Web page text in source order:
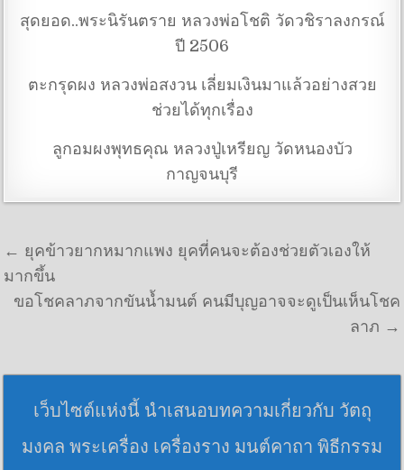
สุดยอด..พระนิรันตราย หลวงพ่อโชติ วัดวชิราลงกรณ์
ปี 2506
ตะกรุดผง หลวงพ่อสงวน เลี่ยมเงินมาแล้วอย่างสวย
ช่วยได้ทุกเรื่อง
ลูกอมผงพุทธคุณ หลวงปู่เหรียญ วัดหนองบัว
กาญจนบุรี
แนะแนวเรื่อง
← ยุคข้าวยากหมากแพง ยุคที่คนจะต้องช่วยตัวเองให้
มากขึ้น
ขอโชคลาภจากขันน้ำมนต์ คนมีบุญอาจจะดูเป็นเห็นโชค
ลาภ →
เว็บไซต์แห่งนี้ นำเสนอบทความเกี่ยวกับ วัตถุ
มงคล พระเครื่อง เครื่องราง มนต์คาถา พิธีกรรม